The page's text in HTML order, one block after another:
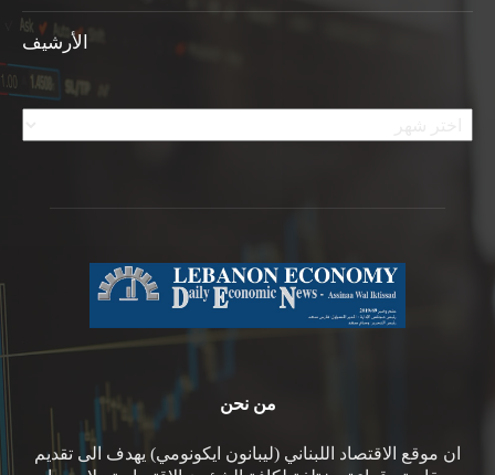
الأرشيف
الأرشيف
من نحن
ان موقع الاقتصاد اللبناني (ليبانون ايكونومي) يهدف الى تقديم